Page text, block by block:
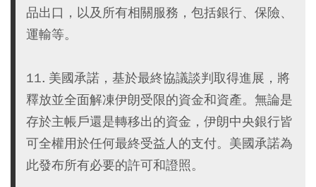
品出口，以及所有相關服務，包括銀行、保險、
運輸等。
11. 美國承諾，基於最終協議談判取得進展，將
釋放並全面解凍伊朗受限的資金和資產。無論是
存於主帳戶還是轉移出的資金，伊朗中央銀行皆
可全權用於任何最終受益人的支付。美國承諾為
此發布所有必要的許可和證照。